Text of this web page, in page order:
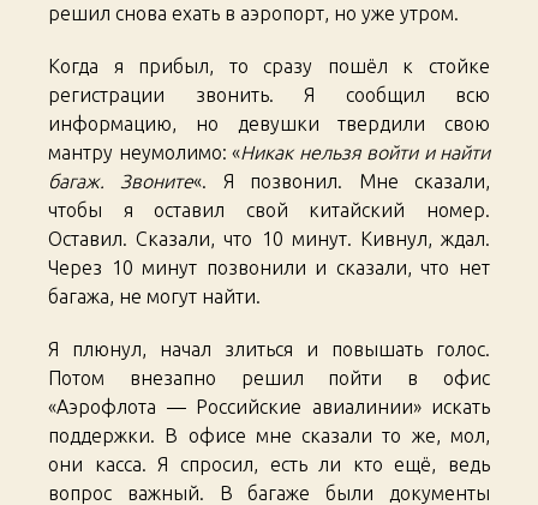
решил снова ехать в аэропорт, но уже утром.
Когда я прибыл, то сразу пошёл к стойке
регистрации звонить. Я сообщил всю
информацию, но девушки твердили свою
мантру неумолимо: «Никак нельзя войти и найти
багаж. Звоните«. Я позвонил. Мне сказали,
чтобы я оставил свой китайский номер.
Оставил. Сказали, что 10 минут. Кивнул, ждал.
Через 10 минут позвонили и сказали, что нет
багажа, не могут найти.
Я плюнул, начал злиться и повышать голос.
Потом внезапно решил пойти в офис
«Аэрофлота — Российские авиалинии» искать
поддержки. В офисе мне сказали то же, мол,
они касса. Я спросил, есть ли кто ещё, ведь
вопрос важный. В багаже были документы